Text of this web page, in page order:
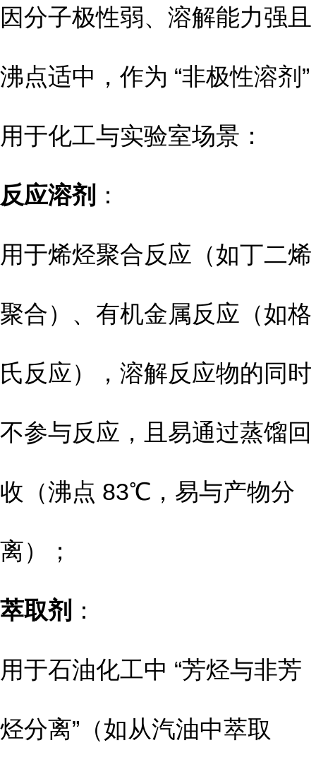
因分子极性弱、溶解能力强且
沸点适中，作为 “非极性溶剂”
用于化工与实验室场景：
反应溶剂 ：
用于烯烃聚合反应（如丁二烯
聚合）、有机金属反应（如格
氏反应），溶解反应物的同时
不参与反应，且易通过蒸馏回
收（沸点 83℃，易与产物分
离）；
萃取剂 ：
用于石油化工中 “芳烃与非芳
烃分离”（如从汽油中萃取